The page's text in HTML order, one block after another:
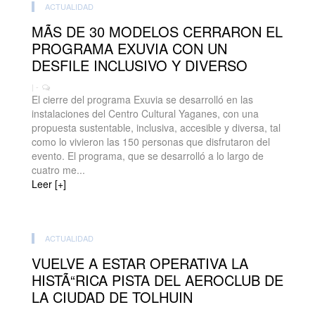
ACTUALIDAD
MÃS DE 30 MODELOS CERRARON EL
PROGRAMA EXUVIA CON UN
DESFILE INCLUSIVO Y DIVERSO
| -
El cierre del programa Exuvia se desarrolló en las
instalaciones del Centro Cultural Yaganes, con una
propuesta sustentable, inclusiva, accesible y diversa, tal
como lo vivieron las 150 personas que disfrutaron del
evento. El programa, que se desarrolló a lo largo de
cuatro me...
Leer [+]
ACTUALIDAD
VUELVE A ESTAR OPERATIVA LA
HISTÃ“RICA PISTA DEL AEROCLUB DE
LA CIUDAD DE TOLHUIN